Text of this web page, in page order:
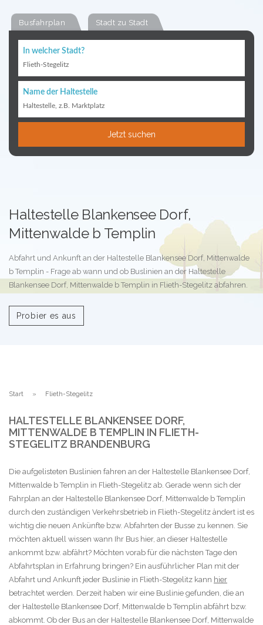
Busfahrplan Stadt zu Stadt
In welcher Stadt?
Flieth-Stegelitz
Name der Haltestelle
Haltestelle, z.B. Marktplatz
Jetzt suchen
Haltestelle Blankensee Dorf,
Mittenwalde b Templin
Abfahrt und Ankunft an der Haltestelle Blankensee Dorf, Mittenwalde
b Templin - Frage ab wann und ob Buslinien an der Haltestelle
Blankensee Dorf, Mittenwalde b Templin in Flieth-Stegelitz abfahren.
Probier es aus
Start Flieth-Stegelitz
HALTESTELLE BLANKENSEE DORF,
MITTENWALDE B TEMPLIN IN FLIETH-
STEGELITZ BRANDENBURG
Die aufgelisteten Buslinien fahren an der Haltestelle Blankensee Dorf,
Mittenwalde b Templin in Flieth-Stegelitz ab. Gerade wenn sich der
Fahrplan an der Haltestelle Blankensee Dorf, Mittenwalde b Templin
durch den zuständigen Verkehrsbetrieb in Flieth-Stegelitz ändert ist es
wichtig die neuen Ankünfte bzw. Abfahrten der Busse zu kennen. Sie
möchten aktuell wissen wann Ihr Bus hier, an dieser Haltestelle
ankommt bzw. abfährt? Möchten vorab für die nächsten Tage den
Abfahrtsplan in Erfahrung bringen? Ein ausführlicher Plan mit der
Abfahrt und Ankunft jeder Buslinie in Flieth-Stegelitz kann hier
betrachtet werden. Derzeit haben wir eine Buslinie gefunden, die an
der Haltestelle Blankensee Dorf, Mittenwalde b Templin abfährt bzw.
abkommt. Ob der Bus an der Haltestelle Blankensee Dorf, Mittenwalde